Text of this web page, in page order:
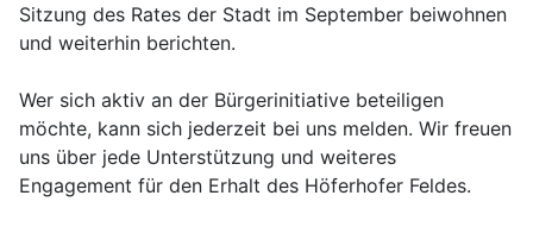
Sitzung des Rates der Stadt im September beiwohnen
und weiterhin berichten.
Wer sich aktiv an der Bürgerinitiative beteiligen
möchte, kann sich jederzeit bei uns melden. Wir freuen
uns über jede Unterstützung und weiteres
Engagement für den Erhalt des Höferhofer Feldes.